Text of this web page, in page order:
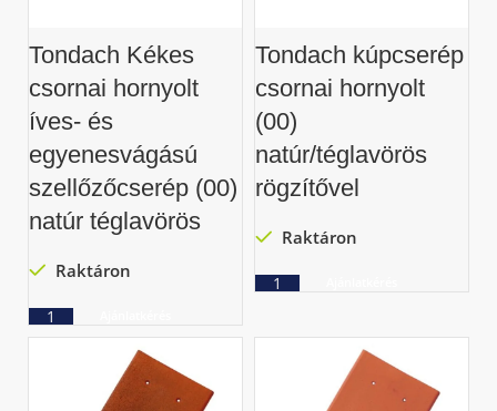
Tondach Kékes
csornai hornyolt
íves- és
egyenesvágású
szellőzőcserép (00)
natúr téglavörös
Raktáron
Tondach kúpcserép
csornai hornyolt
(00)
natúr/téglavörös
rögzítővel
Raktáron